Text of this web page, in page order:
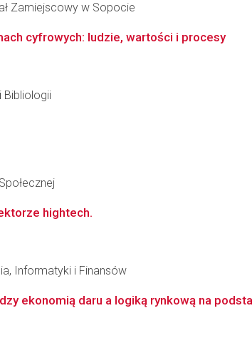
Zamiejscowy w Sopocie
cyfrowych: ludzie, wartości i procesy
Bibliologii
hightech.
Informatyki i Finansów
ekonomią daru a logiką rynkową na